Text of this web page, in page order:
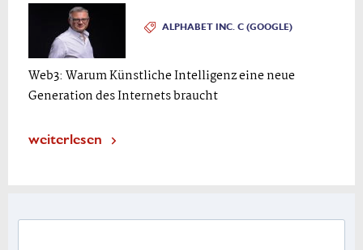
ALPHABET INC. C (GOOGLE)
Web3: Warum Künstliche Intelligenz eine neue
Generation des Internets braucht
weiterlesen